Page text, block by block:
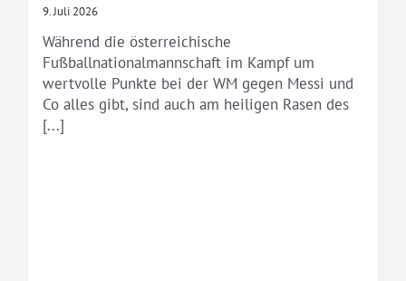
9. Juli 2026
Während die österreichische
Fußballnationalmannschaft im Kampf um
wertvolle Punkte bei der WM gegen Messi und
Co alles gibt, sind auch am heiligen Rasen des
[...]